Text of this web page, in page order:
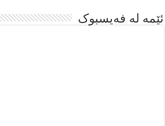
ئێمە لە فەیسبوک